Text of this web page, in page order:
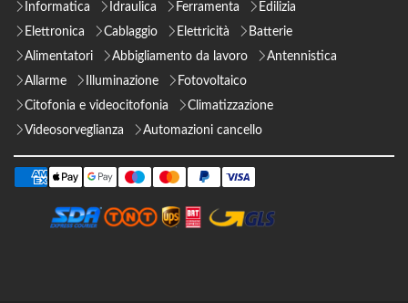
Informatica Idraulica Ferramenta
Edilizia
Elettronica
Cablaggio Elettricità
Batterie
Alimentatori
Abbigliamento da lavoro
Antennistica
Allarme
Illuminazione
Fotovoltaico
Citofonia e videocitofonia
Climatizzazione
Videosorveglianza
Automazioni cancello